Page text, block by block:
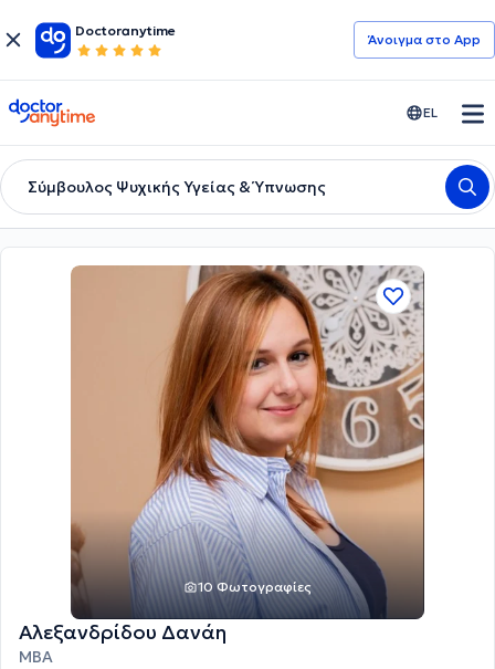
Doctoranytime
Άνοιγμα στο App
doctoranytime EL
Σύμβουλος Ψυχικής Υγείας & Ύπνωσης
10 Φωτογραφίες
Αλεξανδρίδου Δανάη
MBA